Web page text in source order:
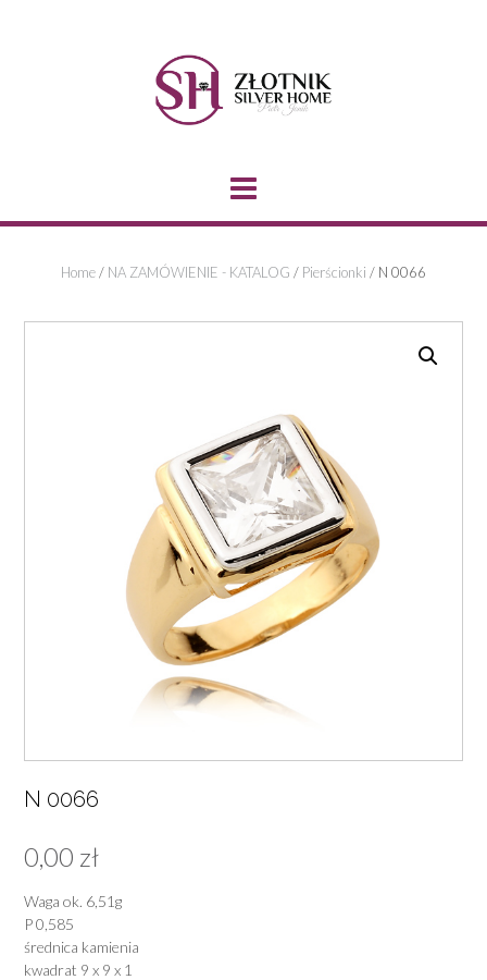
Home/ NA ZAMÓWIENIE - KATALOG / Pierścionki / N 0066
N 0066
0,00 zł
Waga ok. 6,51g
P 0,585
średnica kamienia
kwadrat 9 x 9 x 1